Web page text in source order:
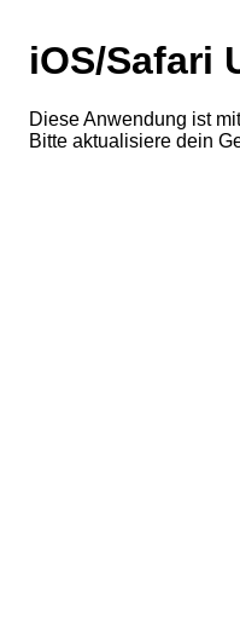
iOS/Safari
Diese Anwendung ist
Bitte aktualisiere dein